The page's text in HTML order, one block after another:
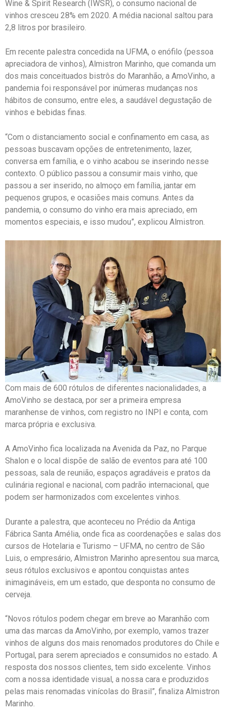
Wine & Spirit Research (IWSR), o consumo nacional de
vinhos cresceu 28% em 2020. A média nacional saltou para
2,8 litros por brasileiro.
Em recente palestra concedida na UFMA, o enófilo (pessoa
apreciadora de vinhos), Almistron Marinho, que comanda um
dos mais conceituados bistrôs do Maranhão, a AmoVinho, a
pandemia foi responsável por inúmeras mudanças nos
hábitos de consumo, entre eles, a saudável degustação de
vinhos e bebidas finas.
“Com o distanciamento social e confinamento em casa, as
pessoas buscavam opções de entretenimento, lazer,
conversa em família, e o vinho acabou se inserindo nesse
contexto. O público passou a consumir mais vinho, que
passou a ser inserido, no almoço em família, jantar em
pequenos grupos, e ocasiões mais comuns. Antes da
pandemia, o consumo do vinho era mais apreciado, em
momentos especiais, e isso mudou”, explicou Almistron.
Com mais de 600 rótulos de diferentes nacionalidades, a
AmoVinho se destaca, por ser a primeira empresa
maranhense de vinhos, com registro no INPI e conta, com
marca própria e exclusiva.
A AmoVinho fica localizada na Avenida da Paz, no Parque
Shalon e o local dispõe de salão de eventos para até 100
pessoas, sala de reunião, espaços agradáveis e pratos da
culinária regional e nacional, com padrão internacional, que
podem ser harmonizados com excelentes vinhos.
Durante a palestra, que aconteceu no Prédio da Antiga
Fábrica Santa Amélia, onde fica as coordenações e salas dos
cursos de Hotelaria e Turismo – UFMA, no centro de São
Luis, o empresário, Almistron Marinho apresentou sua marca,
seus rótulos exclusivos e apontou conquistas antes
inimagináveis, em um estado, que desponta no consumo de
cerveja.
“Novos rótulos podem chegar em breve ao Maranhão com
uma das marcas da AmoVinho, por exemplo, vamos trazer
vinhos de alguns dos mais renomados produtores do Chile e
Portugal, para serem apreciados e consumidos no estado. A
resposta dos nossos clientes, tem sido excelente. Vinhos
com a nossa identidade visual, a nossa cara e produzidos
pelas mais renomadas vinícolas do Brasil”, finaliza Almistron
Marinho.